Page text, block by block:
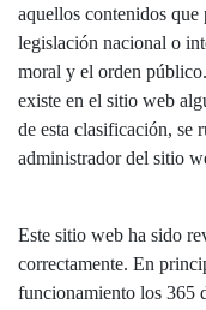
aquellos contenidos
legislación nacional o
moral y el orden
existe en el sitio web
de esta clasificación, se
administrador del sitio
Este sitio web ha sido
correctamente. En
funcionamiento los 365